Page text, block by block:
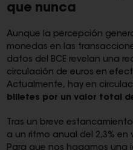
que nunca
Aunque la percepción
monedas en las
datos del BCE revelan una
circulación de euros en
Actualmente, hay en
billetes por un valor total
Tras un breve
a un ritmo anual del 2,3% en
Para que nos hagamos una